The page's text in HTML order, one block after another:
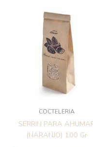
COCTELERIA
SERRIN PARA
(NARANJO) 100 Gr